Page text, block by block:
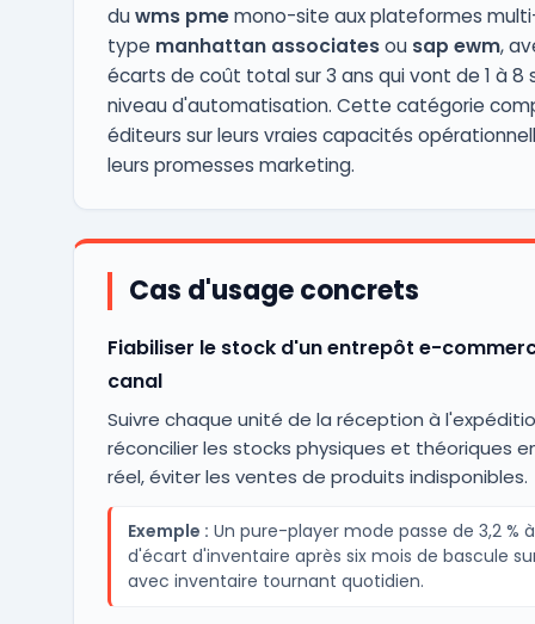
duwms pmemono-site aux plateformes
type manhattan associatesou sap ewm,
écarts de coût total sur 3 ans qui vont de 1 à 8
niveau d'automatisation. Cette catégorie
éditeurs sur leurs vraies capacités
leurs promesses marketing.
Cas d'usage concrets
Fiabiliser le stock d'un entrepôt e-
canal
Suivre chaque unité de la réception à
réconcilier les stocks physiques et théoriques
réel, éviter les ventes de produits indisponibles.
Exemple : Un pure-player mode passe de 3,2 %
d'écart d'inventaire après six mois de bascule
avec inventaire tournant quotidien.